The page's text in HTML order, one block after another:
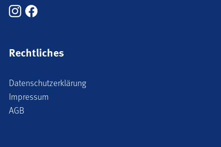
Rechtliches
Datenschutzerklärung
Impressum
AGB